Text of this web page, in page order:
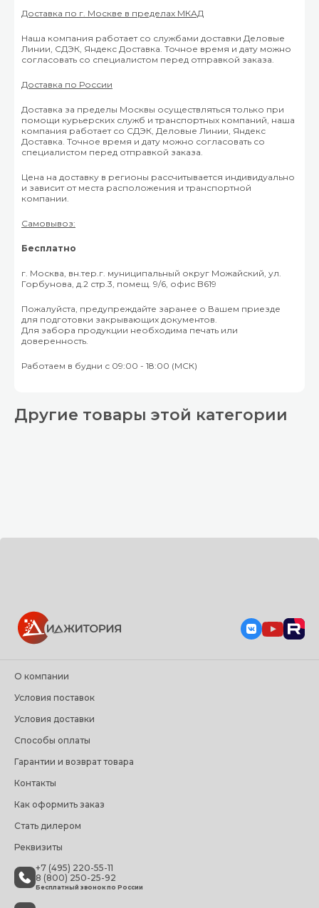
Доставка по г. Москве в пределах МКАД
Наша компания работает со службами доставки Деловые
Линии, СДЭК, Яндекс Доставка. Точное время и дату можно
согласовать со специалистом перед отправкой заказа.
Доставка по России
Доставка за пределы Москвы осуществляться только при
помощи курьерских служб и транспортных компаний, наша
компания работает со СДЭК, Деловые Линии, Яндекс
Доставка. Точное время и дату можно согласовать со
специалистом перед отправкой заказа.
Цена на доставку в регионы рассчитывается индивидуально
и зависит от места расположения и транспортной
компании.
Самовывоз:
Бесплатно
г. Москва, вн.тер.г. муниципальный округ Можайский, ул.
Горбунова, д.2 стр.3, помещ. 9/6, офис B619
Пожалуйста, предупреждайте заранее о Вашем приезде
для подготовки закрывающих документов.
Для забора продукции необходима печать или
доверенность.
Работаем в будни с 09:00 - 18:00 (МСК)
Другие товары этой категории
+7 (495) 220-55-11
8 (800) 250-25-92
Бесплатный звонок по России
О компании
Условия поставок
Условия доставки
Способы оплаты
Гарантии и возврат товара
Контакты
Как оформить заказ
Стать дилером
Реквизиты